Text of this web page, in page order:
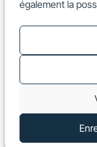
également la